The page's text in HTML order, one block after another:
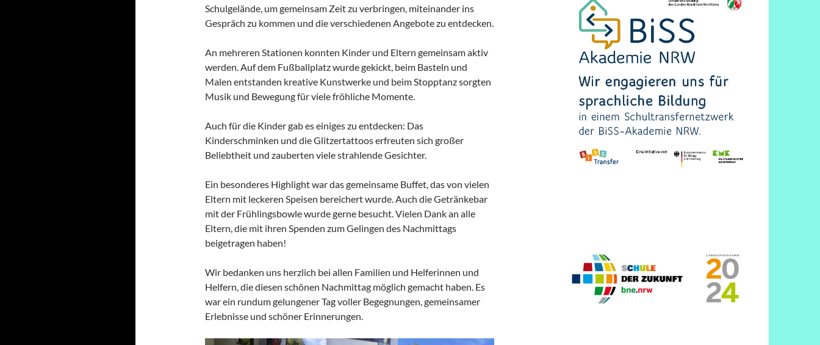
Schulgelände, um gemeinsam Zeit zu verbringen, miteinander ins
Gespräch zu kommen und die verschiedenen Angebote zu entdecken.
An mehreren Stationen konnten Kinder und Eltern gemeinsam aktiv
werden. Auf dem Fußballplatz wurde gekickt, beim Basteln und
Malen entstanden kreative Kunstwerke und beim Stopptanz sorgten
Musik und Bewegung für viele fröhliche Momente.
Auch für die Kinder gab es einiges zu entdecken: Das
Kinderschminken und die Glitzertattoos erfreuten sich großer
Beliebtheit und zauberten viele strahlende Gesichter.
Ein besonderes Highlight war das gemeinsame Buffet, das von vielen
Eltern mit leckeren Speisen bereichert wurde. Auch die Getränkebar
mit der Frühlingsbowle wurde gerne besucht. Vielen Dank an alle
Eltern, die mit ihren Spenden zum Gelingen des Nachmittags
beigetragen haben!
Wir bedanken uns herzlich bei allen Familien und Helferinnen und
Helfern, die diesen schönen Nachmittag möglich gemacht haben. Es
war ein rundum gelungener Tag voller Begegnungen, gemeinsamer
Erlebnisse und schöner Erinnerungen.